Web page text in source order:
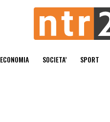
ECONOMIA SOCIETA’ SPORT